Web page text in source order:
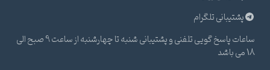
پشتیبانی تلگرام
ساعات پاسخ گویی تلفنی و پشتیبانی شنبه تا چهارشنبه از ساعت 9 صبح الی
18 می باشد